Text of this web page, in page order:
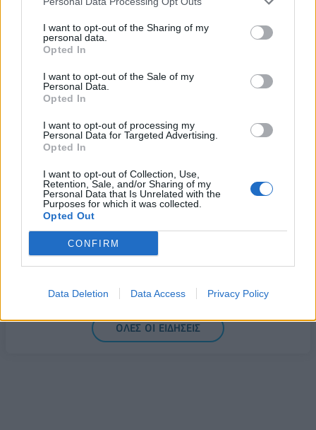
I want to opt-out of the Sharing of my
personal data.
Opted In
I want to opt-out of the Sale of my
Personal Data.
Opted In
I want to opt-out of processing my
Personal Data for Targeted Advertising.
Opted In
I want to opt-out of Collection, Use,
Retention, Sale, and/or Sharing of my
Personal Data that Is Unrelated with the
Purposes for which it was collected.
Opted Out
CONFIRM
Data Deletion Data Access Privacy Policy
Νέο κύμα καύσωνα στην Ευρώπη – Θερμοκρασίες
άνω των 40°C σε Ιταλία, Ισπανία και Βαλκάνια
07/08/2026 - 14:58
Fourlis: Συμφωνία για την πώληση συμμετοχής στο
Sofia South Ring Mall έναντι 49,35 εκατ. ευρώ
07/08/2026 - 14:39
ΥΠΠΟ: Επιχορηγήσεις 1.106.000 ευρώ για την
ενίσχυση των Πολυθεματικών Φεστιβάλ σε όλη την
07/08/2026 - 14:34 ΟΙΚΟΝΟΜΙΑ
Άρειος Πάγος- Ε. Μπακέλας: Δεν ανασύρεται από το
αρχείο η υπόθεση των υποκλοπών
07/08/2026 - 14:11 ΕΛΛΑΔΑ
υπογράφουν κοινή αμυντική συμφωνία
ΟΛΕΣ ΟΙ ΕΙΔΗΣΕΙΣ